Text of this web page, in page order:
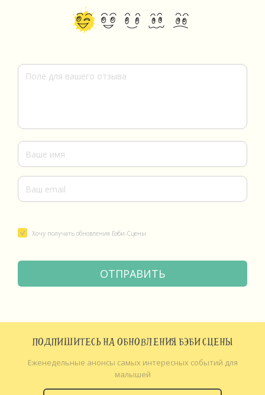
Хочу получать обновления Бэби-Сцены
ПОДПИШИТЕСЬ НА ОБНОВЛЕНИЯ БЭБИ СЦЕНЫ
Еженедельные анонсы самых интересных событий для
малышей